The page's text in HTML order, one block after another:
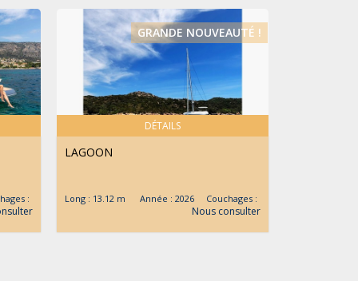
:
DÉTAILS
GRANDE NOUVEAUTÉ !
LAGOON
Long : 13.12 m Année : 2026 Couchages :
Nous consulter